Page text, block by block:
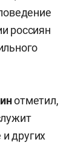
россиян
отметил,
других